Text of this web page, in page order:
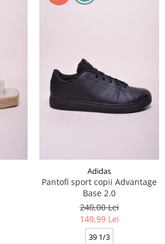
Adidas
Pantofi sport copii Advantage
Base 2.0
240,00 Lei
149,99 Lei
39 1/3